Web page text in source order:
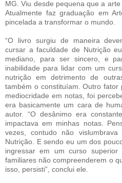
MG. Viu desde pequena que a
Atualmente faz graduação em
pincelada a transformar o mundo.
“O livro surgiu de maneira
cursar a faculdade de Nutrição
mediano, para ser sincero, e
inabilidade para lidar com um
nutrição em detrimento de
também o constituíam. Outro
mediocridade em notas, foi
era basicamente um cara de
autor. “O desânimo era
impactava em minhas notas.
vezes, contudo não
Nutrição. E sendo eu um dos
ingressar em um curso
familiares não compreenderem o
isso, persisti”, conclui ele.